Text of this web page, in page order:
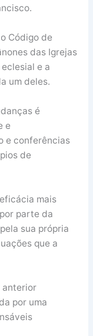
Código de
das Igrejas
e a
um deles.
é
e
e conferências
de
mais
parte da
sua própria
que a
anterior
por uma